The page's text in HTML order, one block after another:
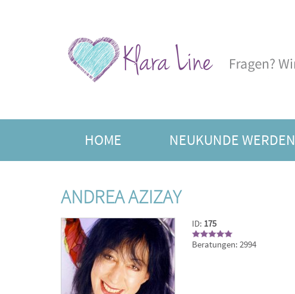
HOME NEUKUNDE WERDEN
ANDREA AZIZAY
ID: 175
Beratungen: 2994